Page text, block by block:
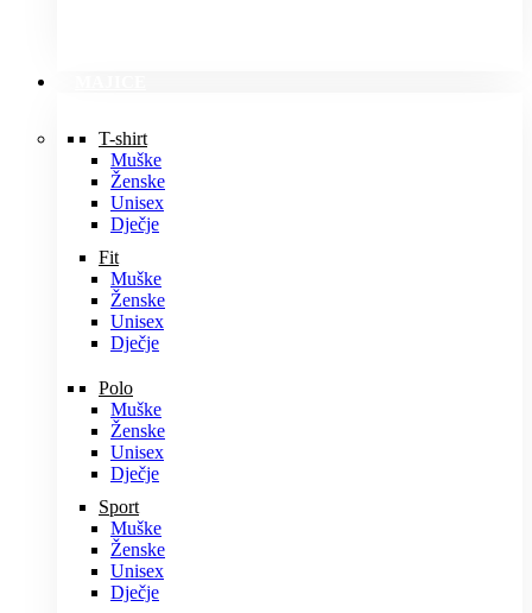
T-shirt
Muške
Ženske
Unisex
Dječje
Fit
Muške
Ženske
Unisex
Dječje
Polo
Muške
Ženske
Unisex
Dječje
Sport
Muške
Ženske
Unisex
Dječje